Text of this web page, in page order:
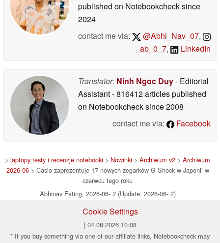
published on Notebookchecksince
2024
contact me via:
@Abhi_Nav_07,
_ab_0_7, LinkedIn
Translator: Ninh Ngoc Duy- Editorial
Assistant- 816412 articles published
on Notebookchecksince 2008
contact me via:
Facebook
> laptopy testy i recenzje notebooki > Nowinki > Archiwum v2 > Archiwum
2026 06> Casio zaprezentuje 17 nowych zegarków G-Shock w Japonii w
czerwcu tego roku
Abhinav Fating, 2026-06- 2 (Update: 2026-06- 2)
Cookie Settings
| 04.08.2026 10:08
* If you buy something via one of our affiliate links, Notebookcheck may